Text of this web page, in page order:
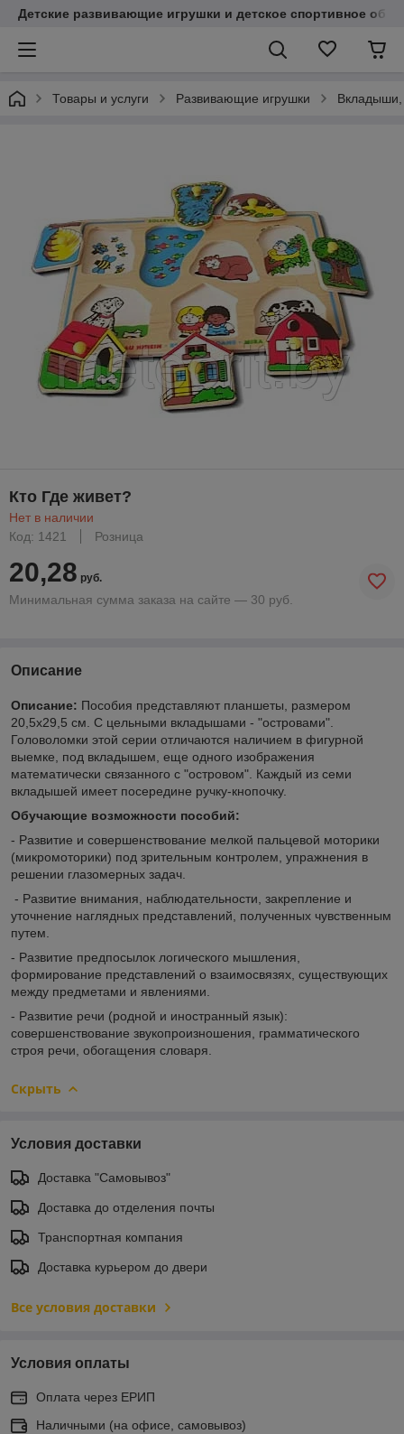
Детские развивающие игрушки и детское спортивное
Товары и услуги Развивающие игрушки Вкладыши,
Кто Где живет?
Нет в наличии
Код: 1421
Розница
20,28 руб.
Минимальная сумма заказа на сайте — 30 руб.
Описание
Описание: Пособия представляют планшеты, размером
20,5х29,5 см. С цельными вкладышами - "островами".
Головоломки этой серии отличаются наличием в фигурной
выемке, под вкладышем, еще одного изображения
математически связанного с "островом". Каждый из семи
вкладышей имеет посередине ручку-кнопочку.
Обучающие возможности пособий:
- Развитие и совершенствование мелкой пальцевой моторики
(микромоторики) под зрительным контролем, упражнения в
решении глазомерных задач.
- Развитие внимания, наблюдательности, закрепление и
уточнение наглядных представлений, полученных чувственным
путем.
- Развитие предпосылок логического мышления,
формирование представлений о взаимосвязях, существующих
между предметами и явлениями.
- Развитие речи (родной и иностранный язык):
совершенствование звукопроизношения, грамматического
строя речи, обогащения словаря.
Скрыть
Условия доставки
Доставка "Самовывоз"
Доставка до отделения почты
Транспортная компания
Доставка курьером до двери
Все условия доставки
Условия оплаты
Оплата через ЕРИП
Наличными (на офисе, самовывоз)